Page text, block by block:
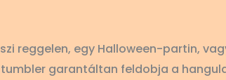
reggelen, egy Halloween-partin,
garantáltan feldobja a